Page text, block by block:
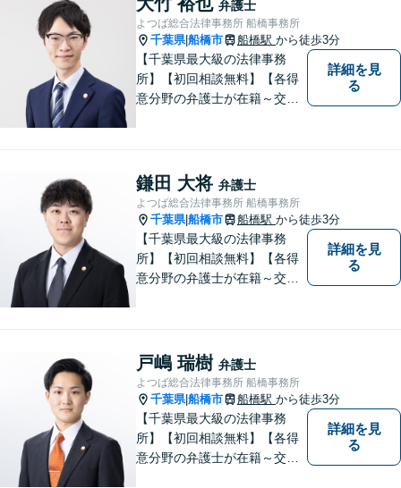
弁護士
よつば総合法律事務所 船橋事務所
千葉県|船橋市 船橋駅 から徒歩3分
【千葉県最大級の法律事務
所】【初回相談無料】【各得
意分野の弁護士が在籍～交通
詳細を見
る
鎌田 大将 弁護士
よつば総合法律事務所 船橋事務所
千葉県|船橋市 船橋駅 から徒歩3分
【千葉県最大級の法律事務
所】【初回相談無料】【各得
意分野の弁護士が在籍～交通
詳細を見
る
戸嶋 瑞樹 弁護士
よつば総合法律事務所 船橋事務所
千葉県|船橋市 船橋駅 から徒歩3分
【千葉県最大級の法律事務
所】【初回相談無料】【各得
意分野の弁護士が在籍～交通
詳細を見
る